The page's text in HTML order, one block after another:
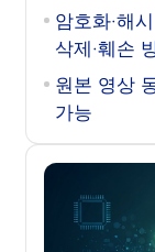
암호화·해
삭제·훼손
원본 영상
가능